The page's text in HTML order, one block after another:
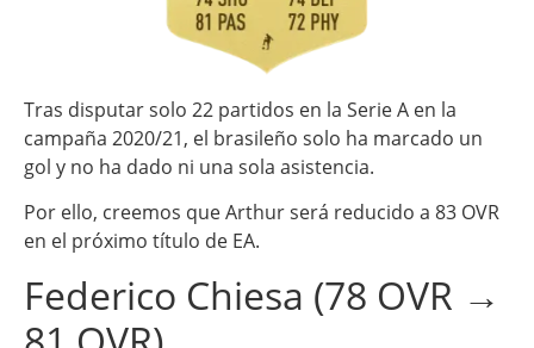
Tras disputar solo 22 partidos en la Serie A en la
campaña 2020/21, el brasileño solo ha marcado un
gol y no ha dado ni una sola asistencia.
Por ello, creemos que Arthur será reducido a 83 OVR
en el próximo título de EA.
Federico Chiesa (78 OVR →